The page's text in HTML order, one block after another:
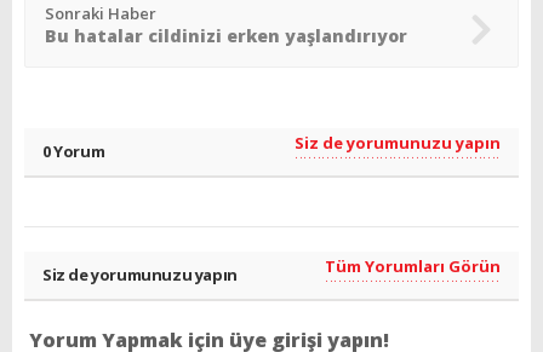
Sonraki Haber
Bu hatalar cildinizi erken yaşlandırıyor
0 Yorum Siz de yorumunuzu yapın
Siz de yorumunuzu yapın Tüm Yorumları Görün
Yorum Yapmak için üye girişi yapın!